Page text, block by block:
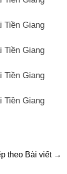
Tiền Giang
Tiền Giang
Tiền Giang
Tiền Giang
theo Bài viết →